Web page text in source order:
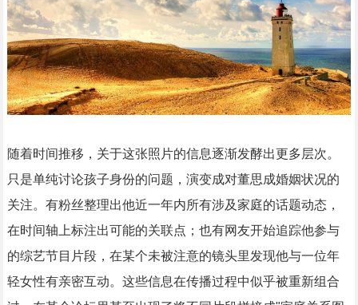
随着时间推移，关于这张照片的信息逐渐发酵出更多层次。
只是单纯讨论孩子身份的问题，演变成对董思成婚姻状况的
关注。有粉丝整理出他近一年内所有涉及家庭的话题动态，
在时间轴上标注出可能的关联点；也有网友开始追踪他参与
的综艺节目片段，在某个未被注意的镜头里发现他与一位年
轻女性有亲密互动。这些信息在传播过程中似乎被重新组合